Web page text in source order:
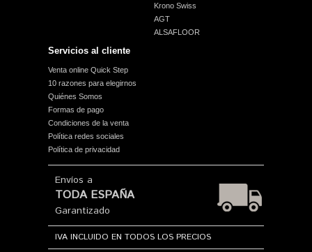
Krono Swiss
AGT
ALSAFLOOR
Servicios al cliente
Venta online Quick Step
10 razones para elegirnos
Quiénes Somos
Formas de pago
Condiciones de la venta
Política redes sociales
Política de privacidad
Envíos a
TODA ESPAÑA
Garantizado
IVA INCLUIDO EN TODOS LOS PRECIOS